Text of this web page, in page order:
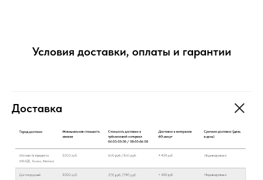
Условия доставки, оплаты и гарантии
Доставка